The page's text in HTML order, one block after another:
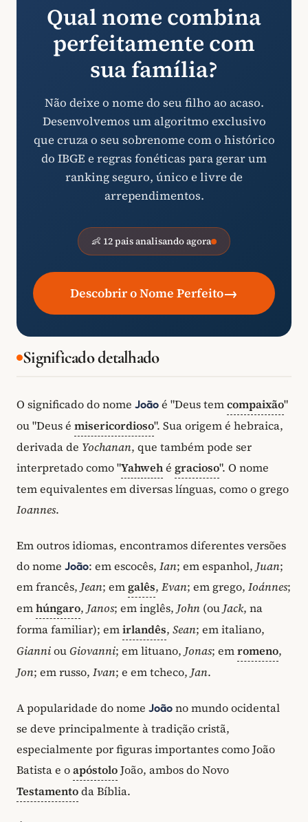
Qual nome combina
perfeitamente com
sua família?
Não deixe o nome do seu filho ao acaso.
Desenvolvemos um algoritmo exclusivo
que cruza o seu sobrenome com o histórico
do IBGE e regras fonéticas para gerar um
ranking seguro, único e livre de
arrependimentos.
👶 12 pais analisando agora
Descobrir o Nome Perfeito→
Significado detalhado
O significado do nome João é "Deus temcompaixão"
ou "Deus é misericordioso". Sua origem é hebraica,
derivada de Yochanan, que também pode ser
interpretado como "Yahwehé gracioso". O nome
tem equivalentes em diversas línguas, como o grego
Ioannes.
Em outros idiomas, encontramos diferentes versões
do nome João: em escocês, Ian; em espanhol, Juan;
em francês, Jean; emgalês, Evan; em grego, Ioánnes;
emhúngaro, Janos; em inglês, John (ou Jack, na
forma familiar); emirlandês, Sean; em italiano,
GianniouGiovanni; em lituano, Jonas; emromeno,
Jon; em russo, Ivan; e em tcheco, Jan.
A popularidade do nome João no mundo ocidental
se deve principalmente à tradição cristã,
especialmente por figuras importantes como João
Batista e oapóstoloJoão, ambos do Novo
Testamentoda Bíblia.